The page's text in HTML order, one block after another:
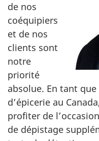
de nos
coéquipiers
et de nos
clients sont
notre
priorité
absolue. En tant
d’épicerie au
profiter de
de dépistage